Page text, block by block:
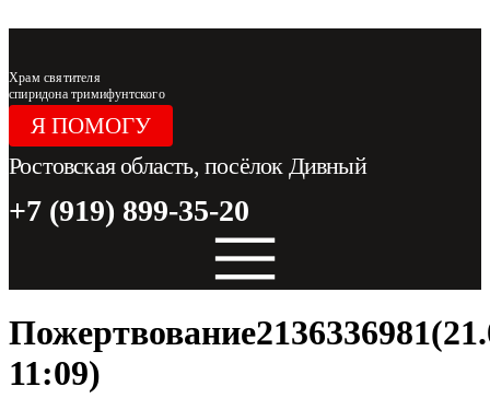
Храм святителя
спиридона тримифунтского
Я ПОМОГУ
Ростовская область, посёлок Дивный
+7 (919) 899-35-20
11:09)